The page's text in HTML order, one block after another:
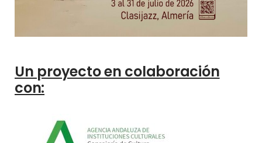
Un proyecto en colaboración
con: